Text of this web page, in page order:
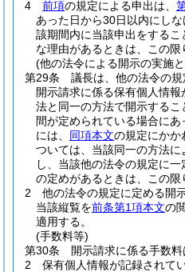
4
前項の規定による申出は、
あった日から30日以内にしな
該期間内に当該申出をする
な理由があるときは、この限
(他の法令による開示の実施
第29条
議長は、他の法令の
開示請求に係る保有個人情報
法と同一の方法で開示するこ
間が定められている場合に
には、 同項本文の規定にかか
ついては、当該同一の方法に
し、当該他の法令の規定に
の定めがあるときは、この限
2
他の法令の規定に定める開
当該縦覧を前条第1項本文の
適用する。
(手数料等)
第30条
開示請求に係る手数料
2
保有個人情報が記録されて